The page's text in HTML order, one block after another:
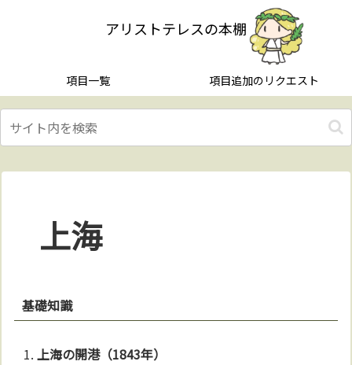
アリストテレスの本棚
項目一覧 項目追加のリクエスト
上海
基礎知識
上海の開港（1843年）